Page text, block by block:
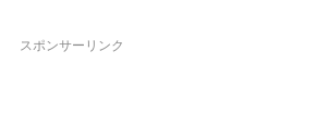
スポンサーリンク